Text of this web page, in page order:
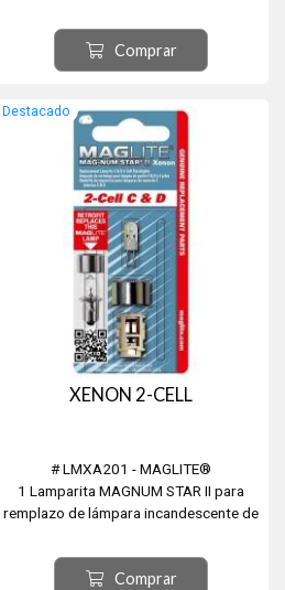
Repuesto original.
Comprar
Destacado
XENON 2-CELL
# LMXA201 - MAGLITE®
1 Lamparita MAGNUM STAR II para
remplazo de lámpara incandescente de
Comprar